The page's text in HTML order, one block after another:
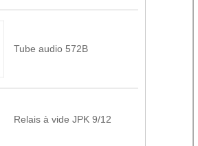
Tube audio 572B
Relais à vide JPK 9/12